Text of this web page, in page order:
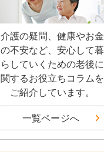
介護の疑問、健康やお金
の不安など、安心して暮
らしていくための老後に
関するお役立ちコラムを
ご紹介しています。
一覧ページへ